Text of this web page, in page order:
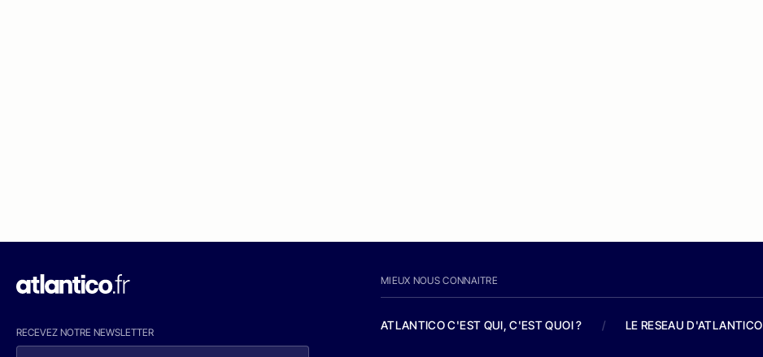
RECEVEZ NOTRE NEWSLETTER
MIEUX NOUS CONNAITRE
ATLANTICO C'EST QUI, C'EST QUOI ? / LE RESEAU D'ATLANTICO